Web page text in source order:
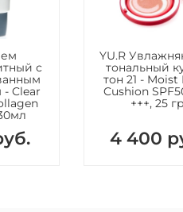
с
- Clear
YU.R
тональный
тон 21 - Moist
Cushion
+++, 25 гр
4 400